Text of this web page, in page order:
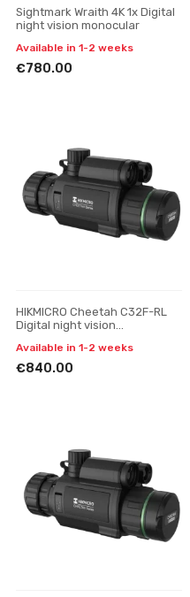
Sightmark Wraith 4K 1x Digital
night vision monocular
Available in 1-2 weeks
€780.00
HIKMICRO Cheetah C32F-RL
Digital night vision
Available in 1-2 weeks
€840.00